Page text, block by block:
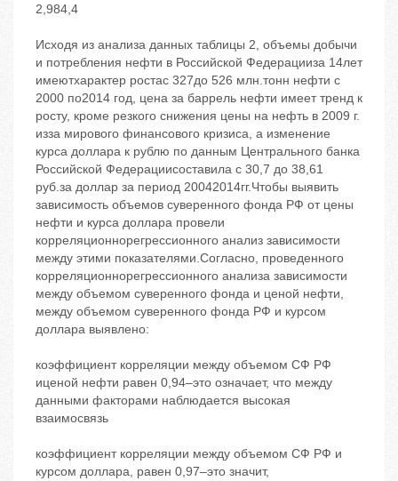
2,984,4
Исходя из анализа данных таблицы 2, объемы добычи
и потребления нефти в Российской Федерацииза 14лет
имеютхарактер ростас 327до 526 млн.тонн нефти с
2000 по2014 год, цена за баррель нефти имеет тренд к
росту, кроме резкого снижения цены на нефть в 2009 г.
изза мирового финансового кризиса, а изменение
курса доллара к рублю по данным Центрального банка
Российской Федерациисоставила с 30,7 до 38,61
руб.за доллар за период 20042014гг.Чтобы выявить
зависимость объемов суверенного фонда РФ от цены
нефти и курса доллара провели
корреляционнорегрессионного анализ зависимости
между этими показателями.Согласно, проведенного
корреляционнорегрессионного анализа зависимости
между объемом суверенного фонда и ценой нефти,
между объемом суверенного фонда РФ и курсом
доллара выявлено:
коэффициент корреляции между объемом СФ РФ
иценой нефти равен 0,94–это означает, что между
данными факторами наблюдается высокая
взаимосвязь
коэффициент корреляции между объемом СФ РФ и
курсом доллара, равен 0,97–это значит,